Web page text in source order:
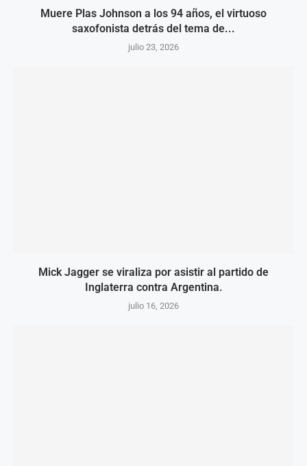
Muere Plas Johnson a los 94 años, el virtuoso
saxofonista detrás del tema de...
julio 23, 2026
Mick Jagger se viraliza por asistir al partido de
Inglaterra contra Argentina.
julio 16, 2026